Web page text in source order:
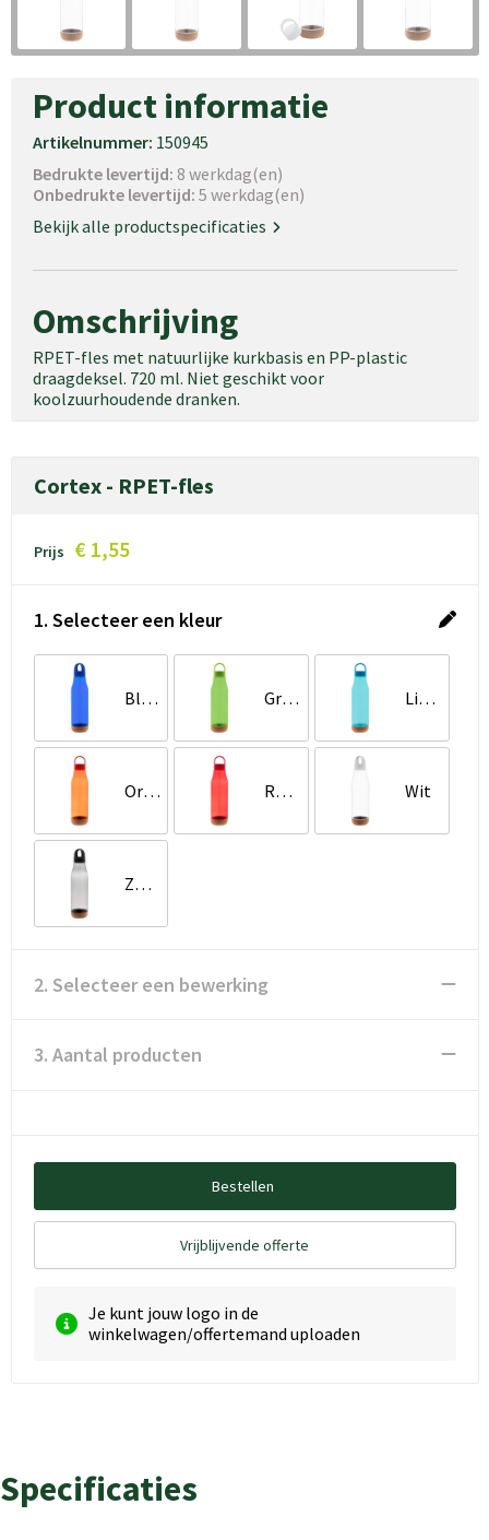
Product informatie
Artikelnummer: 150945
Bedrukte levertijd: 8 werkdag(en)
Onbedrukte levertijd: 5 werkdag(en)
Bekijk alle productspecificaties
Omschrijving
RPET-fles met natuurlijke kurkbasis en PP-plastic
draagdeksel. 720 ml. Niet geschikt voor
koolzuurhoudende dranken.
Cortex - RPET-fles
Prijs € 1,55
1. Selecteer een kleur
Blauw Groen Licht blauw
Oranje Rood Wit
Zwart
2. Selecteer een bewerking
3. Aantal producten
Bestellen
Vrijblijvende offerte
Je kunt jouw logo in de
winkelwagen/offertemand uploaden
Specificaties